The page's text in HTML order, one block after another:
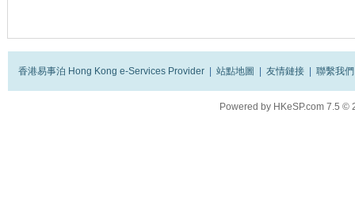
香港易事泊 Hong Kong e-Services Provider 站點地圖 友情鏈接 聯繫我們
Powered by HKeSP.com 7.5 ©